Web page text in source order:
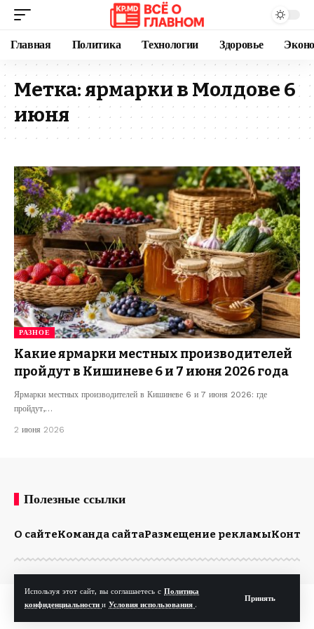
Используя этот сайт, вы соглашаетесь с Политика
конфиденциальности и Условия использования .
Принять
Главная Политика Технологии Здоровье
Метка:ярмарки в Молдове 6
июня
РАЗНОЕ
Какие ярмарки местных производителей
пройдут в Кишиневе 6 и 7 июня 2026 года
Ярмарки местных производителей в Кишиневе 6 и 7 июня 2026: где
пройдут,…
2 июня 2026
Полезные ссылки
О сайтеКоманда сайтаРазмещение рекламы
© Kp.md. Все права защищены.